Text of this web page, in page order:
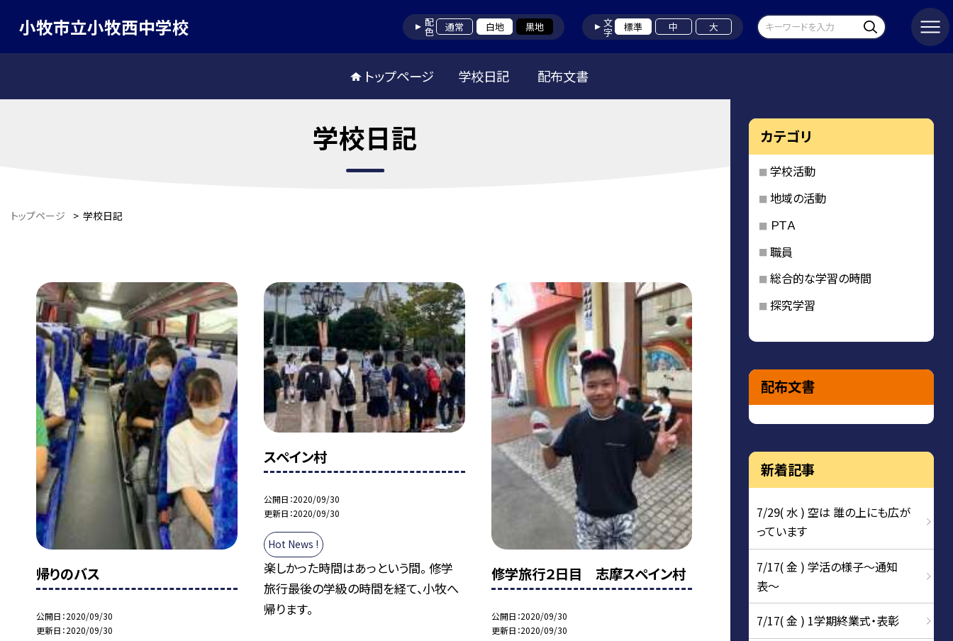
小牧市立小牧西中学校 配色 通常 白地 黒地 文字 標準 中 大
トップページ 学校日記 配布文書
学校日記
トップページ > 学校日記
帰りのバス
公開日 2020/09/30
更新日 2020/09/30
スペイン村
公開日 2020/09/30
更新日 2020/09/30
Hot News !
楽しかった時間はあっという間。 修学
旅行最後の学級の時間を経て、小牧へ
帰ります。
修学旅行２日目 志摩スペイン村
公開日 2020/09/30
更新日 2020/09/30
カテゴリ
学校活動
地域の活動
ＰＴＡ
職員
総合的な学習の時間
探究学習
配布文書
新着記事
7/29( 水 ) 空は 誰の上にも広が
っています
7/17( 金 ) 学活の様子〜通知
表〜
7/17( 金 ) 1学期終業式・表彰